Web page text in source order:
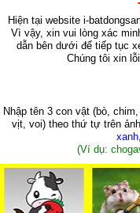
Hiện tại website i-
Vì vậy, xin vui lòng xác
dẫn bên dưới để tiếp tục
Chúng tôi xin
Nhập tên 3 con vật (bò,
vịt, voi)theo thứ tự trên
xanh
(Ví dụ: